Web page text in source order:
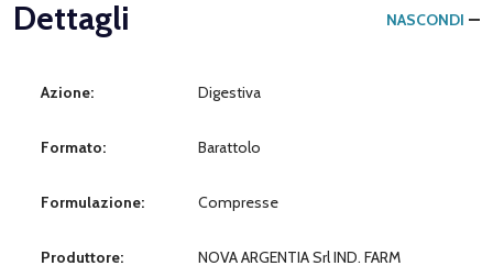
Dettagli NASCONDI
Azione: Digestiva
Formato: Barattolo
Formulazione: Compresse
Produttore: NOVA ARGENTIA Srl IND. FARM